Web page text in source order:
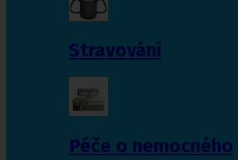
Stravování
Péče o nemocného